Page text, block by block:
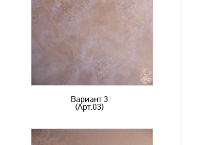
Вариант 3
(Арт.03)